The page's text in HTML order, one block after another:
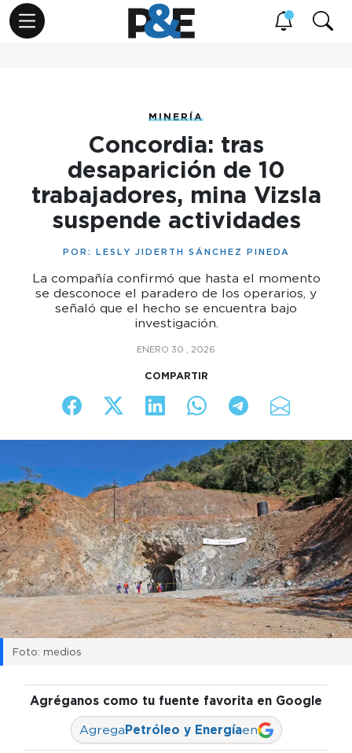
MINERÍA
Concordia: tras
desaparición de 10
trabajadores, mina Vizsla
suspende actividades
POR: LESLY JIDERTH SÁNCHEZ PINEDA
La compañía confirmó que hasta el momento
se desconoce el paradero de los operarios, y
señaló que el hecho se encuentra bajo
investigación.
ENERO 30 , 2026
COMPARTIR
Foto: medios
Agréganos como tu fuente favorita en Google
AgregaPetróleo y Energíaen